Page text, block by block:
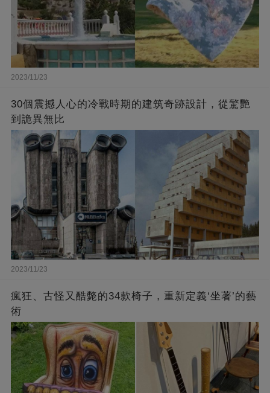
2023/11/23
30個震撼人心的冷戰時期的建筑奇跡設計，從驚艷
到詭異無比
2023/11/23
瘋狂、古怪又酷斃的34款椅子，重新定義‘坐著’的藝
術